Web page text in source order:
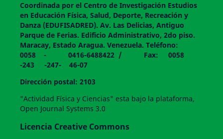
Coordinada por el Centro de Investigación Estudios
en Educación Física, Salud, Deporte, Recreación y
Danza (EDUFISADRED). Av. Las Delicias, Antiguo
Parque de Ferias. Edificio Administrativo, 2do piso.
Maracay, Estado Aragua. Venezuela. Teléfono:
0058 - 0416-6488422 / Fax: 0058
-243 -247- 46-07
Dirección postal: 2103
"Actividad Física y Ciencias" esta bajo la plataforma,
Open Journal Systems 3.0
Licencia Creative Commons